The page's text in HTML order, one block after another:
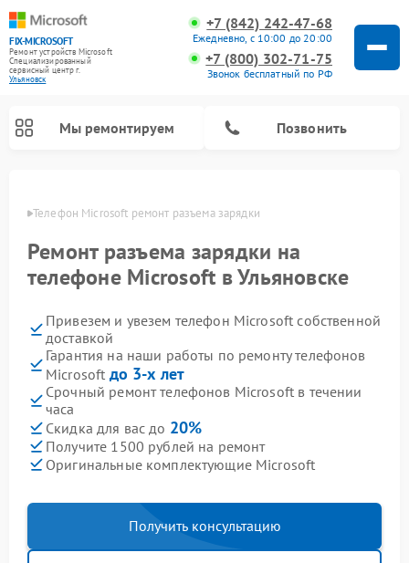
FIX-MICROSOFT
Ремонт устройств Microsoft
Специализированный
cервисный центр г.
Ульяновск
+7 (842) 242-47-68
Ежедневно, с 10:00 до 20:00
+7 (800) 302-71-75
Звонок бесплатный по РФ
Мы ремонтируем Позвонить
Телефон Microsoft ремонт разъема зарядки
Ремонт разъема зарядки на
телефоне Microsoft в Ульяновске
Привезем и увезем телефон Microsoft собственной
доставкой
Гарантия на наши работы по ремонту телефонов
Microsoft до 3-х лет
Срочный ремонт телефонов Microsoft в течении
часа
Скидка для вас до 20%
Получите 1500 рублей на ремонт
Оригинальные комплектующие Microsoft
Получить консультацию